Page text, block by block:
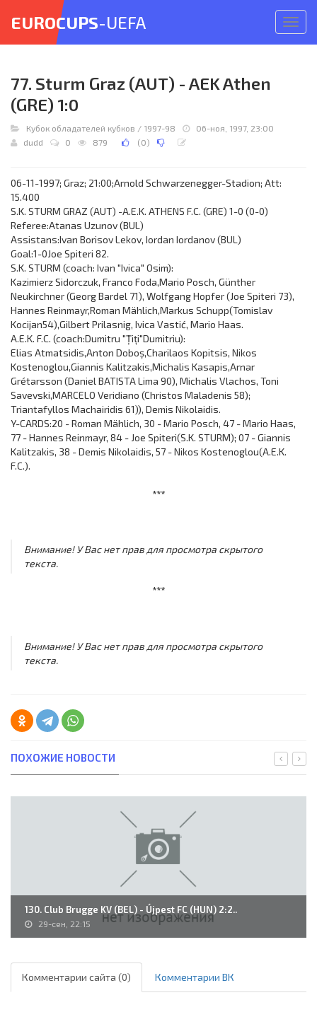
меню
EUROCUPS-UEFA
77. Sturm Graz (AUT) - AEK Athen
(GRE) 1:0
Кубок обладателей кубков / 1997-98
06-ноя, 1997, 23:00
dudd
0 879 (0)
06-11-1997; Graz; 21:00;Arnold Schwarzenegger-Stadion; Att:
15.400
S.K. STURM GRAZ (AUT) -A.E.K. ATHENS F.C. (GRE) 1-0 (0-0)
Referee:Atanas Uzunov (BUL)
Assistans:Ivan Borisov Lekov, Iordan Iordanov (BUL)
Goal:1-0Joe Spiteri 82.
S.K. STURM (coach: Ivan "Ivica" Osim):
Kazimierz Sidorczuk, Franco Foda,Mario Posch, Günther
Neukirchner (Georg Bardel 71), Wolfgang Hopfer (Joe Spiteri 73),
Hannes Reinmayr,Roman Mählich,Markus Schupp(Tomislav
Kocijan54),Gilbert Prilasnig, Ivica Vastić, Mario Haas.
A.E.K. F.C. (coach:Dumitru "Țiți"Dumitriu):
Elias Atmatsidis,Anton Doboș,Charilaos Kopitsis, Nikos
Kostenoglou,Giannis Kalitzakis,Michalis Kasapis,Arnar
Grétarsson (Daniel BATISTA Lima 90), Michalis Vlachos, Toni
Savevski,MARCELO Veridiano (Christos Maladenis 58);
Triantafyllos Machairidis 61)), Demis Nikolaidis.
Y-CARDS:20 - Roman Mählich, 30 - Mario Posch, 47 - Mario Haas,
77 - Hannes Reinmayr, 84 - Joe Spiteri(S.K. STURM); 07 - Giannis
Kalitzakis, 38 - Demis Nikolaidis, 57 - Nikos Kostenoglou(A.E.K.
F.C.).
***
Внимание! У Вас нет прав для просмотра скрытого
текста.
***
Внимание! У Вас нет прав для просмотра скрытого
текста.
ПОХОЖИЕ НОВОСТИ
130. Club Brugge KV (BEL) - Újpest FC (HUN) 2:2..
29-сен, 22:15
Комментарии сайта (0) Комментарии ВК